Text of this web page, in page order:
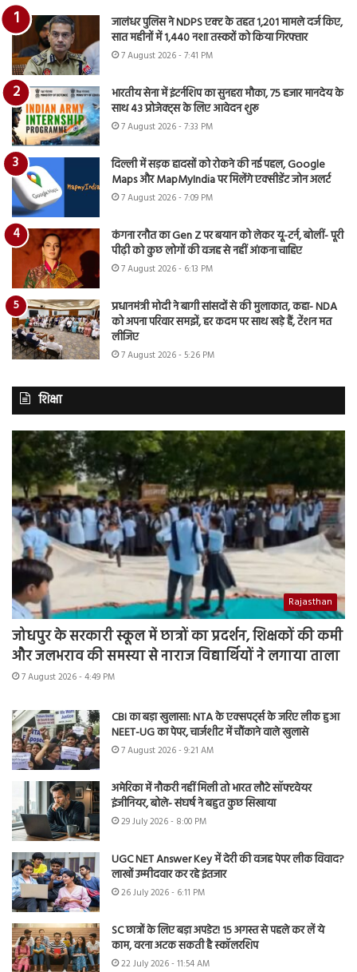
जालंधर पुलिस ने NDPS एक्ट के तहत 1,201 मामले दर्ज किए,
सात महीनों में 1,440 नशा तस्करों को किया गिरफ्तार
7 August 2026 - 7:41 PM
भारतीय सेना में इंटर्नशिप का सुनहरा मौका, 75 हजार मानदेय के
साथ 43 प्रोजेक्ट्स के लिए आवेदन शुरू
7 August 2026 - 7:33 PM
दिल्ली में सड़क हादसों को रोकने की नई पहल, Google
Maps और MapMyIndia पर मिलेंगे एक्सीडेंट जोन अलर्ट
7 August 2026 - 7:09 PM
कंगना रनौत का Gen Z पर बयान को लेकर यू-टर्न, बोलीं- पूरी
पीढ़ी को कुछ लोगों की वजह से नहीं आंकना चाहिए
7 August 2026 - 6:13 PM
प्रधानमंत्री मोदी ने बागी सांसदों से की मुलाकात, कहा- NDA
को अपना परिवार समझें, हर कदम पर साथ खड़े हैं, टेंशन मत
लीजिए
7 August 2026 - 5:26 PM
शिक्षा
Rajasthan
जोधपुर के सरकारी स्कूल में छात्रों का प्रदर्शन, शिक्षकों की कमी
और जलभराव की समस्या से नाराज विद्यार्थियों ने लगाया ताला
7 August 2026 - 4:49 PM
CBI का बड़ा खुलासा: NTA के एक्सपर्ट्स के जरिए लीक हुआ
NEET-UG का पेपर, चार्जशीट में चौंकाने वाले खुलासे
7 August 2026 - 9:21 AM
अमेरिका में नौकरी नहीं मिली तो भारत लौटे सॉफ्टवेयर
इंजीनियर, बोले- संघर्ष ने बहुत कुछ सिखाया
29 July 2026 - 8:00 PM
UGC NET Answer Key में देरी की वजह पेपर लीक विवाद?
लाखों उम्मीदवार कर रहे इंतजार
26 July 2026 - 6:11 PM
SC छात्रों के लिए बड़ा अपडेट! 15 अगस्त से पहले कर लें ये
काम, वरना अटक सकती है स्कॉलरशिप
22 July 2026 - 11:54 AM